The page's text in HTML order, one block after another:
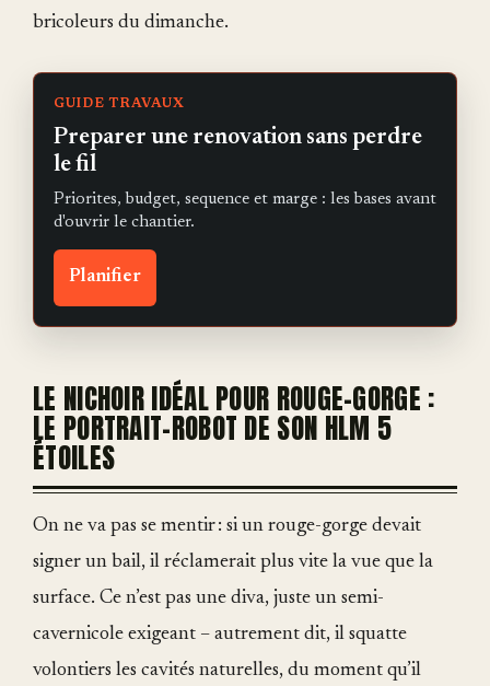
bricoleurs du dimanche.
GUIDE TRAVAUX
Preparer une renovation sans perdre
le fil
Priorites, budget, sequence et marge : les bases avant
d'ouvrir le chantier.
Planifier
LE NICHOIR IDÉAL POUR ROUGE-GORGE :
LE PORTRAIT-ROBOT DE SON HLM 5
ÉTOILES
On ne va pas se mentir : si un rouge-gorge devait
signer un bail, il réclamerait plus vite la vue que la
surface. Ce n’est pas une diva, juste un semi-
cavernicole exigeant – autrement dit, il squatte
volontiers les cavités naturelles, du moment qu’il